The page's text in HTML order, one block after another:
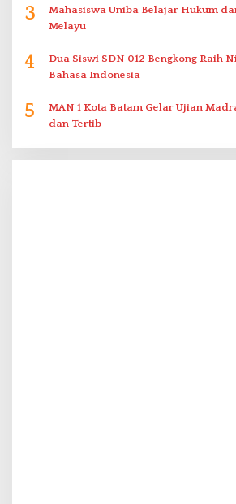
3
Mahasiswa Uniba Belajar Hukum
Melayu
4
Dua Siswi SDN 012 Bengkong Raih
Bahasa Indonesia
5
MAN 1 Kota Batam Gelar Ujian
dan Tertib